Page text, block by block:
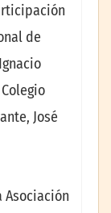
de
José
Asociación